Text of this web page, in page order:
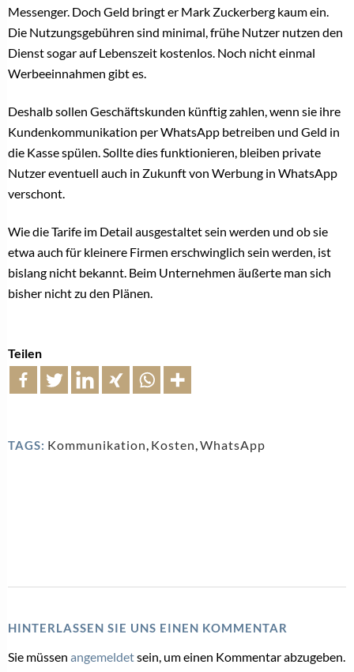
Messenger. Doch Geld bringt er Mark Zuckerberg kaum ein.
Die Nutzungsgebühren sind minimal, frühe Nutzer nutzen den
Dienst sogar auf Lebenszeit kostenlos. Noch nicht einmal
Werbeeinnahmen gibt es.
Deshalb sollen Geschäftskunden künftig zahlen, wenn sie ihre
Kundenkommunikation per WhatsApp betreiben und Geld in
die Kasse spülen. Sollte dies funktionieren, bleiben private
Nutzer eventuell auch in Zukunft von Werbung in WhatsApp
verschont.
Wie die Tarife im Detail ausgestaltet sein werden und ob sie
etwa auch für kleinere Firmen erschwinglich sein werden, ist
bislang nicht bekannt. Beim Unternehmen äußerte man sich
bisher nicht zu den Plänen.
Teilen
TAGS: Kommunikation, Kosten,WhatsApp
HINTERLASSEN SIE UNS EINEN KOMMENTAR
Sie müssen angemeldetsein, um einen Kommentar abzugeben.